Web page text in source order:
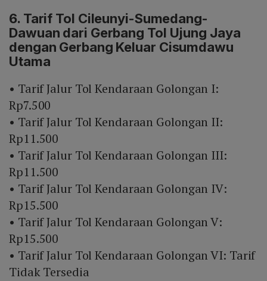
6. Tarif Tol Cileunyi-Sumedang-
Dawuan dari Gerbang Tol Ujung Jaya
dengan Gerbang Keluar Cisumdawu
Utama
• Tarif Jalur Tol Kendaraan Golongan I:
Rp7.500
• Tarif Jalur Tol Kendaraan Golongan II:
Rp11.500
• Tarif Jalur Tol Kendaraan Golongan III:
Rp11.500
• Tarif Jalur Tol Kendaraan Golongan IV:
Rp15.500
• Tarif Jalur Tol Kendaraan Golongan V:
Rp15.500
• Tarif Jalur Tol Kendaraan Golongan VI: Tarif
Tidak Tersedia